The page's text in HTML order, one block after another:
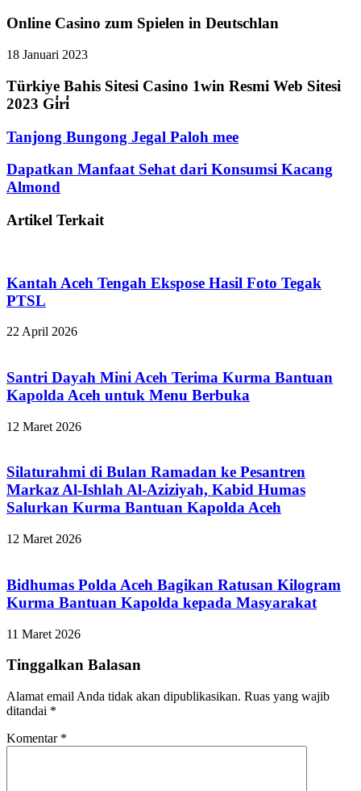
Online Casino zum Spielen in Deutschlan
18 Januari 2023
Türkiye Bahis Sitesi Casino 1win Resmi Web Sitesi
2023 Gi̇ri̇
Tanjong Bungong Jegal Paloh mee
Dapatkan Manfaat Sehat dari Konsumsi Kacang
Almond
Artikel Terkait
Kantah Aceh Tengah Ekspose Hasil Foto Tegak
PTSL
22 April 2026
Santri Dayah Mini Aceh Terima Kurma Bantuan
Kapolda Aceh untuk Menu Berbuka
12 Maret 2026
Silaturahmi di Bulan Ramadan ke Pesantren
Markaz Al-Ishlah Al-Aziziyah, Kabid Humas
Salurkan Kurma Bantuan Kapolda Aceh
12 Maret 2026
Bidhumas Polda Aceh Bagikan Ratusan Kilogram
Kurma Bantuan Kapolda kepada Masyarakat
11 Maret 2026
Tinggalkan Balasan
Alamat email Anda tidak akan dipublikasikan. Ruas yang wajib
ditandai *
Komentar *